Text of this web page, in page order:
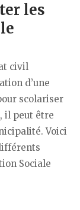
les
civil
d’une
scolariser
il peut être
Voici
Sociale